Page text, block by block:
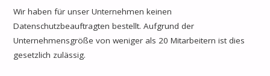
Wir haben für unser Unternehmen keinen
Datenschutzbeauftragten bestellt. Aufgrund der
Unternehmensgröße von weniger als 20 Mitarbeitern ist dies
gesetzlich zulässig.